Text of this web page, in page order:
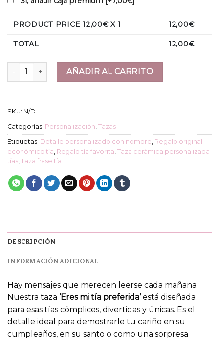
PRODUCT PRICE12,00€ X 1 12,00€
TOTAL 12,00€
Taza "Eres mi tía preferida" cantidad
AÑADIR AL CARRITO
SKU: N/D
Categorías: Personalización Tazas
Etiquetas: Detalle personalizado con nombre Regalo original
económico tía Regalo tía favorita Taza cerámica personalizada
tías Taza frase tía
DESCRIPCIÓN
INFORMACIÓN ADICIONAL
Hay mensajes que merecen leerse cada mañana.
Nuestra taza ‘Eres mi tía preferida’está diseñada
para esas tías cómplices, divertidas y únicas. Es el
detalle ideal para demostrarle tu cariño en su
cumpleaños, en su santo o como una sorpresa